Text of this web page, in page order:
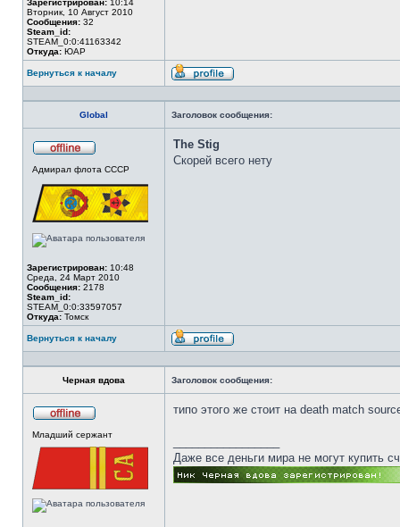
Зарегистрирован: 10:14
Вторник, 10 Август 2010
Сообщения: 32
Steam_id:
STEAM_0:0:41163342
Откуда: ЮАР
Вернуться к началу
Профиль
Global Заголовок сообщения:
в
Адмирал флота СССР
Зарегистрирован: 10:48
Среда, 24 Март 2010
Сообщения: 2178
Steam_id:
STEAM_0:0:33597057
Откуда: Томск
The Stig
Скорей всего нету
Вернуться к началу
Профиль
Черная вдова Заголовок сообщения:
в
сети
Младший сержант
типо этого же стоит на death match
Даже все деньги мира не могут купить